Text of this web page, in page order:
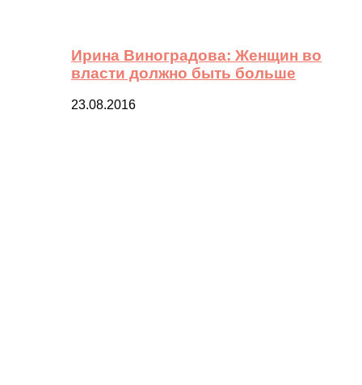
Ирина Виноградова: Женщин во
власти должно быть больше
23.08.2016